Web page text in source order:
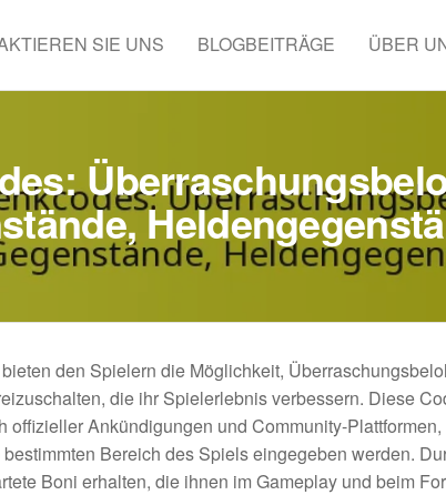
SIE UNS BLOGBEITRÄGE ÜBER
den Spielern die Möglichkeit,
die ihr Spielerlebnis verbessern. Diese
Ankündigungen und Community-
Bereich des Spiels eingegeben werden.
Boni erhalten, die ihnen im Gameplay und beim